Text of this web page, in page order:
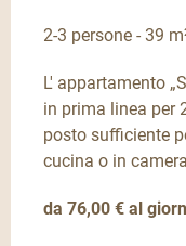
2-3 persone - 39
L' appartamento
in prima linea per
posto sufficiente
cucina o in
da 76,00 € al